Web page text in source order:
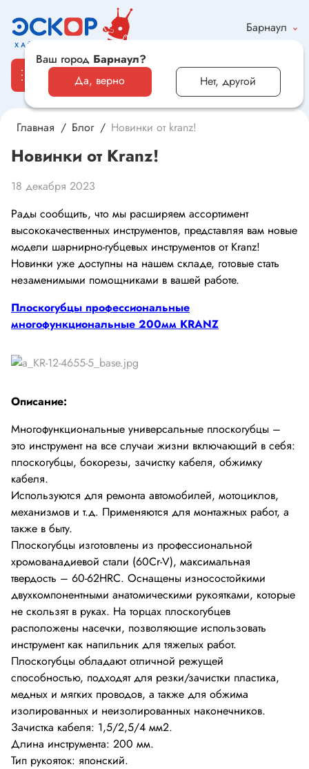
Барнаул
Ваш город Барнаул?
Да, верно
Нет, другой
Каталог
Светотехника и электрика
Автомобильная электроника и автотовары
Электроника для дома и хобби
Промышленная автоматика
Главная Блог Новинки от kranz!
Новинки от Kranz!
18 декабря 2023
Рады сообщить, что мы расширяем ассортимент
высококачественных инструментов, представляя вам новые
модели шарнирно-губцевых инструментов от Kranz!
Новинки уже доступны на нашем складе, готовые стать
незаменимыми помощниками в вашей работе.
Плоскогубцы профессиональные
многофункциональные 200мм KRANZ
Описание:
Многофункциональные универсальные плоскогубцы –
это инструмент на все случаи жизни включающий в себя:
плоскогубцы, бокорезы, зачистку кабеля, обжимку
кабеля.
Используются для ремонта автомобилей, мотоциклов,
механизмов и т.д. Применяются для монтажных работ, а
также в быту.
Плоскогубцы изготовлены из профессиональной
хромованадиевой стали (60Cr-V), максимальная
твердость – 60-62HRC. Оснащены износостойкими
двухкомпонентными анатомическими рукоятками, которые
не скользят в руках. На торцах плоскогубцев
расположены насечки, позволяющие использовать
инструмент как напильник для тяжелых работ.
Плоскогубцы обладают отличной режущей
способностью, подходят для резки/зачистки пластика,
медных и мягких проводов, а также для обжима
изолированных и неизолированных наконечников.
Зачистка кабеля: 1,5/2,5/4 мм2.
Длина инструмента: 200 мм.
Тип рукояток: японский.